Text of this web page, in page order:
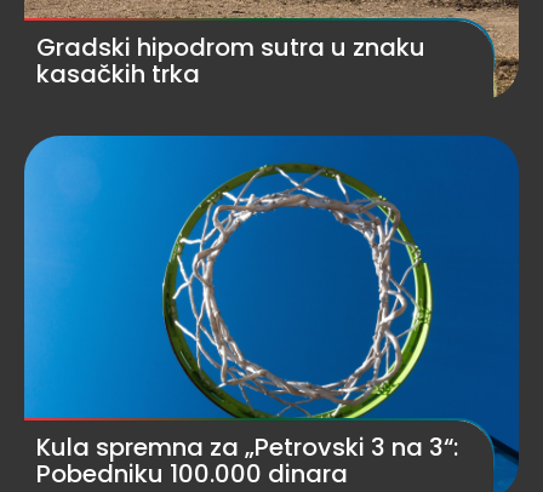
Gradski hipodrom sutra u znaku
kasačkih trka
Kula spremna za „Petrovski 3 na 3“:
Pobedniku 100.000 dinara